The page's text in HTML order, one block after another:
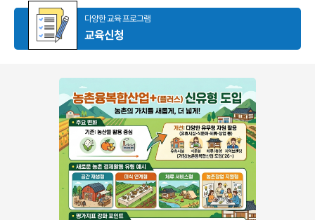
다양한 교육 프로그램
교육신청